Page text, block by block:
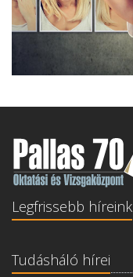
Legfrissebb híreink
Tudásháló hírei